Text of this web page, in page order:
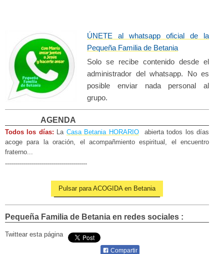
ÚNETE al whatsapp oficial de la
Pequeña Familia de Betania​
Solo se recibe contenido desde el
administrador del whatsapp. No es
posible enviar nada personal al
grupo.
AGENDA
Todos los días: La Casa Betania HORARIOabierta todos los días
acoge para la oración, el acompañmiento espiritual, el encuentro
fraterno...
-----------------------------------------
Pulsar para ACOGIDA en Betania
Pequeña Familia de Betania en redes sociales :
Twittear esta página
Compartir